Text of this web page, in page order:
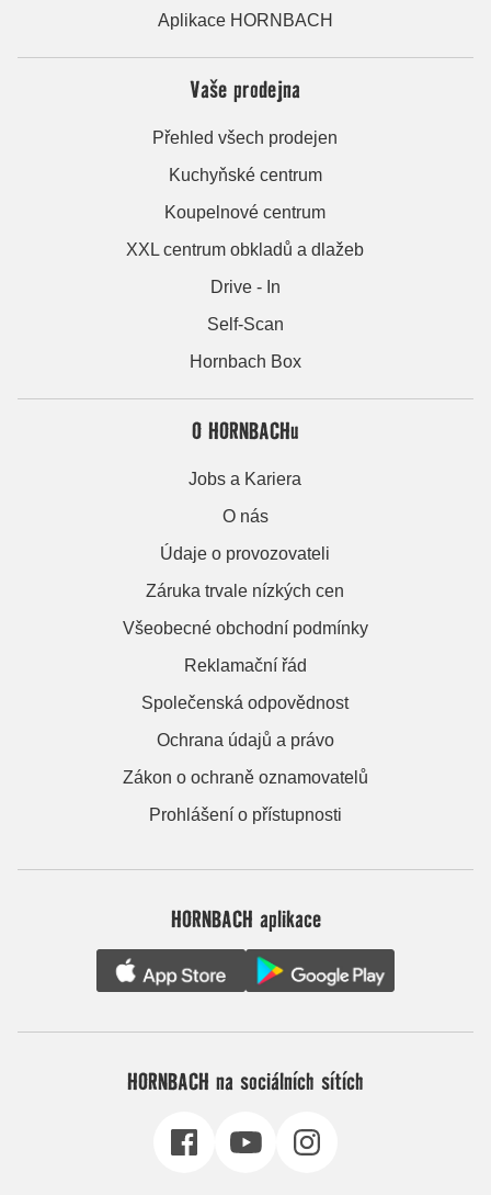
Aplikace HORNBACH
Vaše prodejna
Přehled všech prodejen
Kuchyňské centrum
Koupelnové centrum
XXL centrum obkladů a dlažeb
Drive - In
Self-Scan
Hornbach Box
O HORNBACHu
Jobs a Kariera
O nás
Údaje o provozovateli
Záruka trvale nízkých cen
Všeobecné obchodní podmínky
Reklamační řád
Společenská odpovědnost
Ochrana údajů a právo
Zákon o ochraně oznamovatelů
Prohlášení o přístupnosti
HORNBACH aplikace
HORNBACH na sociálních sítích